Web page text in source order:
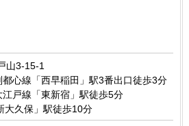
山3-15-1
心線「西早稲田」駅3番出口徒歩3分
戸線「東新宿」駅徒歩5分
久保」駅徒歩10分